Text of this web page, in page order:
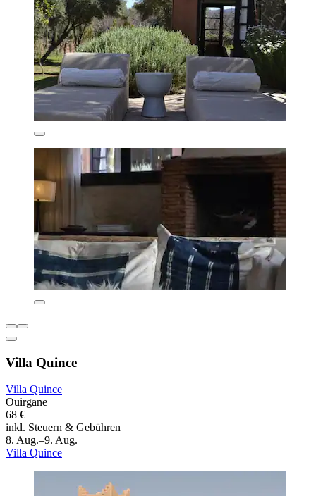
Villa Quince
Villa Quince
Ouirgane
68 €
inkl. Steuern & Gebühren
8. Aug.–9. Aug.
Villa Quince